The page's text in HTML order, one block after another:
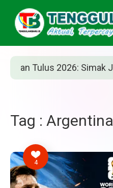
Tulus 2026: Simak
Tag :
4